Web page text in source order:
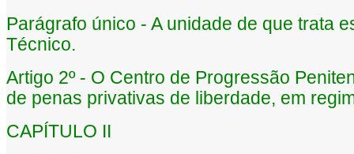
Parágrafo único - A unidade de que trata
Técnico.
Artigo 2º - O Centro de Progressão
de penas privativas de liberdade, em
CAPÍTULO II